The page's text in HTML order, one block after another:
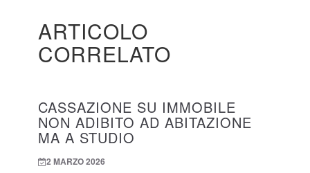
ARTICOLO
CORRELATO
CASSAZIONE SU IMMOBILE
NON ADIBITO AD ABITAZIONE
MA A STUDIO
2 MARZO 2026